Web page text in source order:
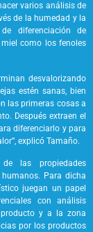
varios análisis de
de la humedad y la
diferenciación de
como los fenoles
desvalorizando
estén sanas, bien
las primeras cosas a
Después extraen el
diferenciarlo y para
explicó Tamaño.
las propiedades
Para dicha
juegan un papel
con análisis
y a la zona
por los productos